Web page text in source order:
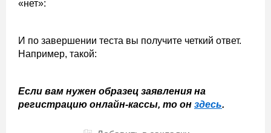
«нет»:
И по завершении теста вы получите четкий ответ.
Например, такой:
Если вам нужен образец заявления на
регистрацию онлайн-кассы, то он здесь.